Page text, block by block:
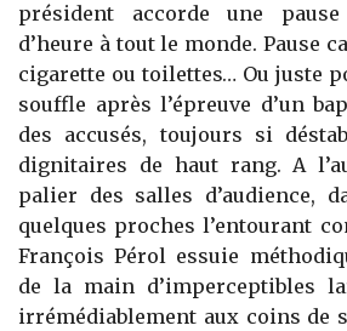
président accorde une
d’heure à tout le monde. Pause
cigarette ou toilettes… Ou juste
souffle après l’épreuve d’un
des accusés, toujours si
dignitaires de haut rang. A
palier des salles d’audience,
quelques proches l’entourant
François Pérol essuie
de la main d’imperceptibles
irrémédiablement aux coins de